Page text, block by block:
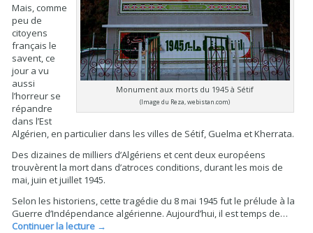
Monument aux morts du 1945 à Sétif
(Image du Reza, webistan.com)
Mais, comme
peu de
citoyens
français le
savent, ce
jour a vu
aussi
l’horreur se
répandre
dans l’Est
Algérien, en particulier dans les villes de Sétif, Guelma et Kherrata.
Des dizaines de milliers d’Algériens et cent deux européens
trouvèrent la mort dans d’atroces conditions, durant les mois de
mai, juin et juillet 1945.
Selon les historiens, cette tragédie du 8 mai 1945 fut le prélude à la
Guerre d’Indépendance algérienne. Aujourd’hui, il est temps de…
Continuer la lecture →